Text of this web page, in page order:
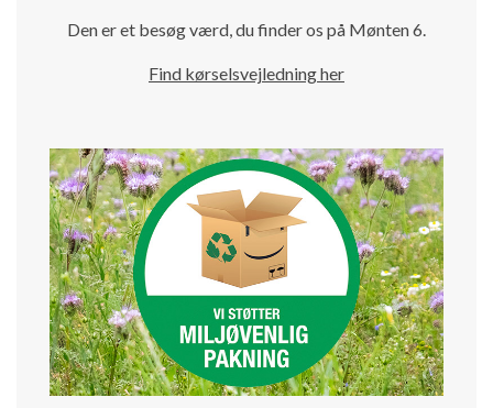
Den er et besøg værd, du finder os på Mønten 6.
Find kørselsvejledning her